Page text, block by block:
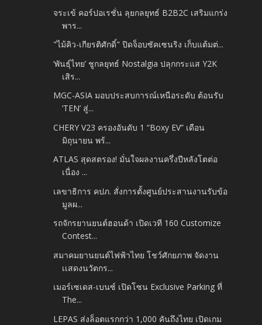
จระเข้ คอร์ปอเรชั่น ลุยกลยุทธ์ B2B2C เสริมแกร่ง
พาร...
"ไม้คิว-เกียรติศักดิ์" ปิดจ็อบซัคเซนริง เก็บแต้มต่...
‘พันธุ์ไทย’ ชูกลยุทธ์ Nostalgia ปลุกกระแส Y2K
เสิร...
MGC-ASIA มอบประสบการณ์เหนือระดับ ต้อนรับ
‘TEN’ สู่...
CHERY V23 ครองอันดับ 1 “Boxy EV” เดือน
มิถุนายน พร้...
ATLAS สุดสตรอง! มั่นใจผลงานครึ่งปีหลังโตต่อ
เนื่อง ...
เลขาธิการ คปภ. สั่งการตั้งศูนย์ประสานงานรับข้อ
มูลผ...
รถจักรยานยนต์ฮอนด้า เปิดเวที 160 Customize
Contest...
สมาคมยานยนต์ไฟฟ้าไทย โชว์ศักยภาพ จัดงาน
เเสดงนวัตกร...
เมอร์เซเดส-เบนซ์ เปิดโซน Exclusive Parking ที่
The...
LEPAS ส่งล็อตแรกกว่า 1,000 คันถึงไทย เปิดเกม